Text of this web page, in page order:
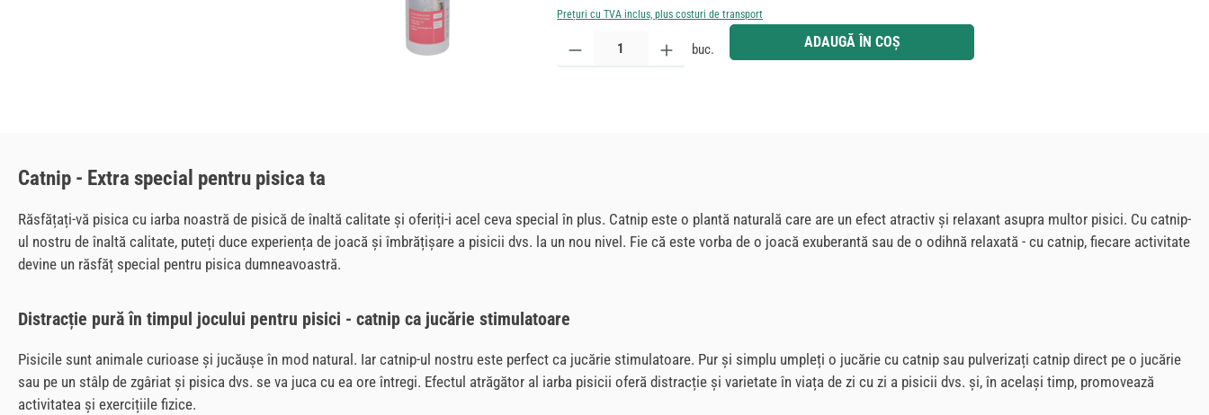
Prețuri cu TVA inclus, plus costuri de transport
Cantitate produs: Introduceți cantitatea dorită sau utilizați butoanele pentru a mări sau micșora cantitatea.
buc. ADAUGĂ ÎN COȘ
Catnip - Extra special pentru pisica ta
Răsfățați-vă pisica cu iarba noastră de pisică de înaltă calitate și oferiți-i acel ceva special în plus. Catnip este o plantă naturală care are un efect atractiv și relaxant asupra multor pisici. Cu catnip-
ul nostru de înaltă calitate, puteți duce experiența de joacă și îmbrățișare a pisicii dvs. la un nou nivel. Fie că este vorba de o joacă exuberantă sau de o odihnă relaxată - cu catnip, fiecare activitate
devine un răsfăț special pentru pisica dumneavoastră.
Distracție pură în timpul jocului pentru pisici - catnip ca jucărie stimulatoare
Pisicile sunt animale curioase și jucăușe în mod natural. Iar catnip-ul nostru este perfect ca jucărie stimulatoare. Pur și simplu umpleți o jucărie cu catnip sau pulverizați catnip direct pe o jucărie
sau pe un stâlp de zgâriat și pisica dvs. se va juca cu ea ore întregi. Efectul atrăgător al iarba pisicii oferă distracție și varietate în viața de zi cu zi a pisicii dvs. și, în același timp, promovează
activitatea și exercițiile fizice.